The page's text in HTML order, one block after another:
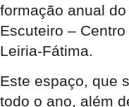
formação anual
Escuteiro –
Leiria-Fátima.
Este espaço, que
todo o ano, além